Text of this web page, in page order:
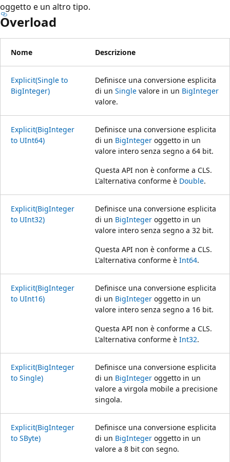
oggetto e un altro tipo.
Overload
Nome Descrizione
Explicit(Single to
BigInteger)
Definisce una conversione esplicita
di un Single valore in un BigInteger
valore.
Explicit(BigInteger
to UInt64)
Definisce una conversione esplicita
di un BigInteger oggetto in un
valore intero senza segno a 64 bit.
Questa API non è conforme a CLS.
L'alternativa conforme è Double.
Explicit(BigInteger
to UInt32)
Definisce una conversione esplicita
di un BigInteger oggetto in un
valore intero senza segno a 32 bit.
Questa API non è conforme a CLS.
L'alternativa conforme è Int64.
Explicit(BigInteger
to UInt16)
Definisce una conversione esplicita
di un BigInteger oggetto in un
valore intero senza segno a 16 bit.
Questa API non è conforme a CLS.
L'alternativa conforme è Int32.
Explicit(BigInteger
to Single)
Definisce una conversione esplicita
di un BigInteger oggetto in un
valore a virgola mobile a precisione
singola.
Explicit(BigInteger
to SByte)
Definisce una conversione esplicita
di un BigInteger oggetto in un
valore a 8 bit con segno.